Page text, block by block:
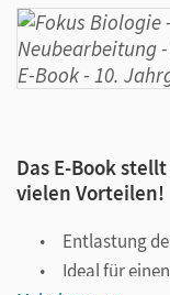
Das E-Book
vielen Vorteilen!
Entlastung
Ideal für